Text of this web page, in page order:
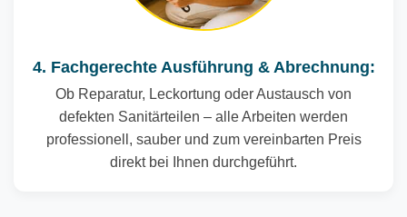
4. Fachgerechte Ausführung & Abrechnung:
Ob Reparatur, Leckortung oder Austausch von
defekten Sanitärteilen – alle Arbeiten werden
professionell, sauber und zum vereinbarten Preis
direkt bei Ihnen durchgeführt.